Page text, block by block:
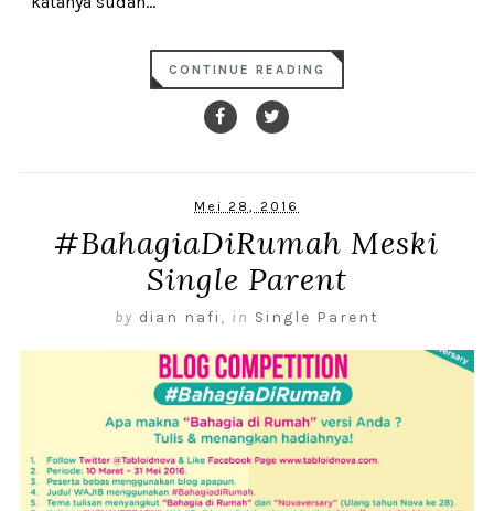
CONTINUE READING
Mei 28, 2016
#BahagiaDiRumah Meski
Single Parent
by dian nafi , in Single Parent